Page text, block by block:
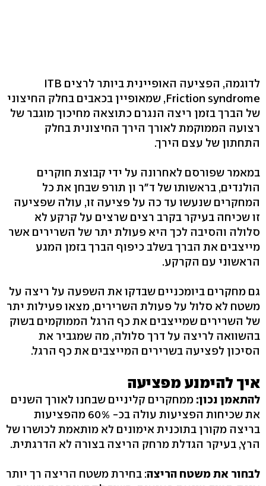
לדוגמה, הפציעה האופיינית ביותר לרצים ITB
Friction syndrome, שמאופיין בכאבים בחלק החיצוני
של הברך בזמן ריצה הנגרם כתוצאה מחיכוך מוגבר של
רצועה הממוקמת לאורך הירך החיצונית בחלק
התחתון של עצם הירך.
במאמר שפורסם לאחרונה על ידי קבוצת חוקרים
הולנדים, בראשותו של ד"ר ון תורפ שבחן את כל
המחקרים שנעשו עד כה על פציעה זו, עולה שפציעה
זו שכיחה בעיקר בקרב רצים שרצים על קרקע לא
סלולה והסיבה לכך היא פעולת יתר של השרירים אשר
מייצבים את הברך בשלב כיפוף הברך בזמן המגע
הראשוני עם הקרקע.
גם מחקרים ביומכניים שבדקו את השפעה על ריצה על
משטח לא סלול על פעולת השרירים, מצאו פעילות יתר
של השרירים שמייצבים את כף הרגל הממוקמים בשוק
בהשוואה לריצה על דרך סלולה, מה שמגביר את
הסיכון לפציעה בשרירים המייצבים את כף הרגל.
איך להימנע מפציעה
להתאמן נכון: ממחקרים קליניים שבחנו לאורך השנים
את שכיחות הפציעות עולה בכ- 60% מהפציעות
בריצה מקורן בתוכנית אימונים לא מותאמת לכושרו של
הרץ, בעיקר הגדלת מרחק הריצה בצורה לא הדרגתית.
לבחור את משטח הריצה: בחירת משטח הריצה רך יותר